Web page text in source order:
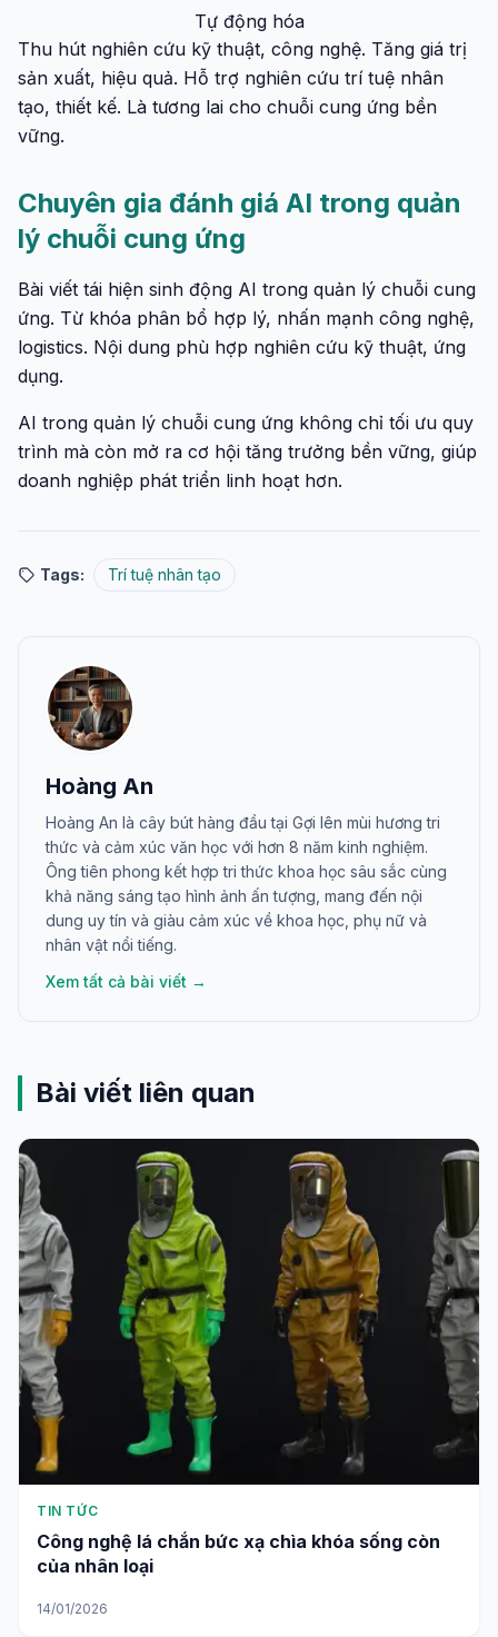
Tự động hóa
Thu hút nghiên cứu kỹ thuật, công nghệ. Tăng giá trị
sản xuất, hiệu quả. Hỗ trợ nghiên cứu trí tuệ nhân
tạo, thiết kế. Là tương lai cho chuỗi cung ứng bền
vững.
Chuyên gia đánh giá AI trong quản
lý chuỗi cung ứng
Bài viết tái hiện sinh động AI trong quản lý chuỗi cung
ứng. Từ khóa phân bổ hợp lý, nhấn mạnh công nghệ,
logistics. Nội dung phù hợp nghiên cứu kỹ thuật, ứng
dụng.
AI trong quản lý chuỗi cung ứng không chỉ tối ưu quy
trình mà còn mở ra cơ hội tăng trưởng bền vững, giúp
doanh nghiệp phát triển linh hoạt hơn.
Tags: Trí tuệ nhân tạo
Hoàng An
Hoàng An là cây bút hàng đầu tại Gợi lên mùi hương tri
thức và cảm xúc văn học với hơn 8 năm kinh nghiệm.
Ông tiên phong kết hợp tri thức khoa học sâu sắc cùng
khả năng sáng tạo hình ảnh ấn tượng, mang đến nội
dung uy tín và giàu cảm xúc về khoa học, phụ nữ và
nhân vật nổi tiếng.
Xem tất cả bài viết →
Bài viết liên quan
TIN TỨC
Công nghệ lá chắn bức xạ chìa khóa sống còn
của nhân loại
14/01/2026